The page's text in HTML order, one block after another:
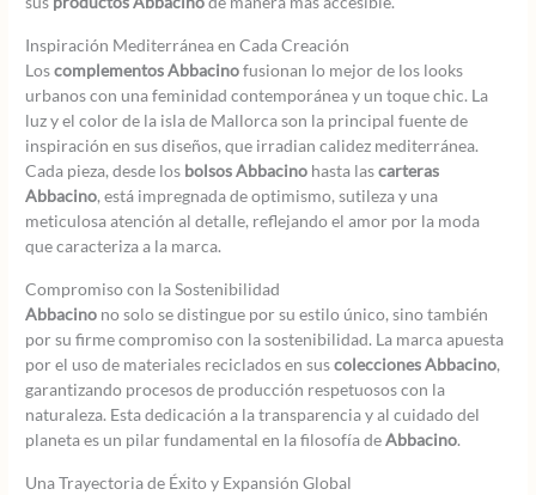
Inspiración Mediterránea en Cada Creación
Loscomplementos Abbacinofusionan lo mejor de los looks
urbanos con una feminidad contemporánea y un toque chic. La
luz y el color de la isla de Mallorca son la principal fuente de
inspiración en sus diseños, que irradian calidez mediterránea.
Cada pieza, desde los bolsos Abbacino hasta lascarteras
Abbacino, está impregnada de optimismo, sutileza y una
meticulosa atención al detalle, reflejando el amor por la moda
que caracteriza a la marca.
Compromiso con la Sostenibilidad
Abbacino no solo se distingue por su estilo único, sino también
por su firme compromiso con la sostenibilidad. La marca apuesta
por el uso de materiales reciclados en suscolecciones Abbacino,
garantizando procesos de producción respetuosos con la
naturaleza. Esta dedicación a la transparencia y al cuidado del
planeta es un pilar fundamental en la filosofía deAbbacino.
Una Trayectoria de Éxito y Expansión Global